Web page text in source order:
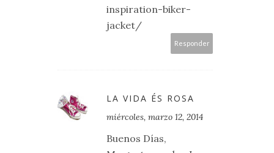
inspiration-biker-
jacket/
Responder
LA VIDA ÉS ROSA
miércoles, marzo 12, 2014
Buenos Días,